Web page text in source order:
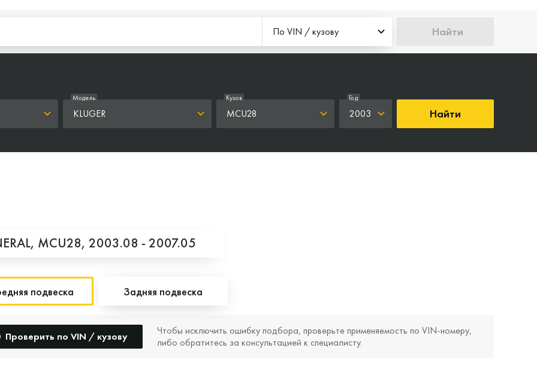
По VIN / кузову Найти
KLUGER
Модель
MCU28
Кузов
2003
Год
Найти
MCU28, 2003.08 - 2007.05
подвеска Задняя подвеска
Проверить по VIN / кузову
Чтобы исключить ошибку подбора, проверьте применяемость по VIN‑номеру,
либо обратитесь за консультацией к специалисту.